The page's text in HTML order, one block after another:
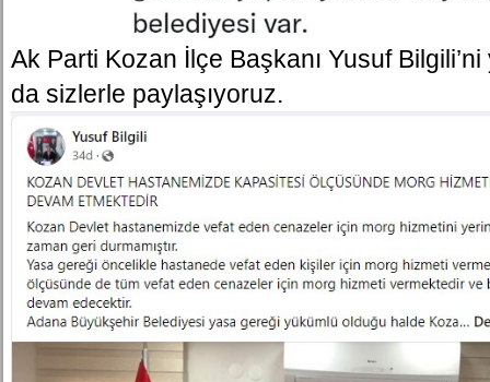
Ak Parti Kozan İlçe Başkanı Yusuf Bilgili’ni
da sizlerle paylaşıyoruz.